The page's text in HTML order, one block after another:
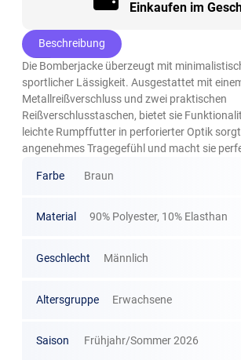
Einkaufen im
Beschreibung
Die Bomberjacke überzeugt mit
sportlicher Lässigkeit. Ausgestattet mit
Metallreißverschluss und zwei praktischen
Reißverschlusstaschen, bietet sie
leichte Rumpffutter in perforierter Optik
angenehmes Tragegefühl und macht sie
Farbe Braun
Material 90% Polyester, 10% Elasthan
Geschlecht Männlich
Altersgruppe Erwachsene
Saison Frühjahr/Sommer 2026